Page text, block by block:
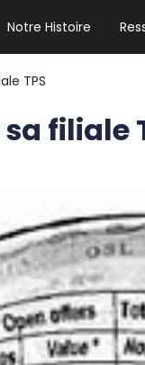
Notre Histoire
vous avez besoin
TPS
filiale